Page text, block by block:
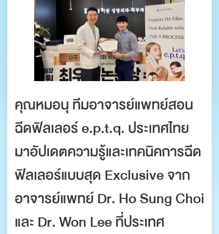
คุณหมอนุ ทีมอาจารย์แพทย์สอน
ฉีดฟิลเลอร์ e.p.t.q. ประเทศไทย
มาอัปเดตความรู้และเทคนิคการฉีด
ฟิลเลอร์แบบสุด Exclusive จาก
อาจารย์แพทย์ Dr. Ho Sung Choi
และ Dr. Won Lee ที่ประเทศ